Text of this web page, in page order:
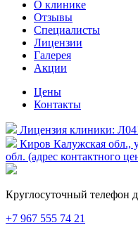
О клинике
Отзывы
Специалисты
Лицензии
Галерея
Акции
Цены
Контакты
Лицензия клиники:
Киров Калужская обл.,
обл. (адрес контактного
Круглосуточный телефон
+7 967 555 74 21